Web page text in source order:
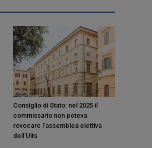
Consiglio di Stato: nel 2025 il
commissario non poteva
revocare l’assemblea elettiva
dell’Uits